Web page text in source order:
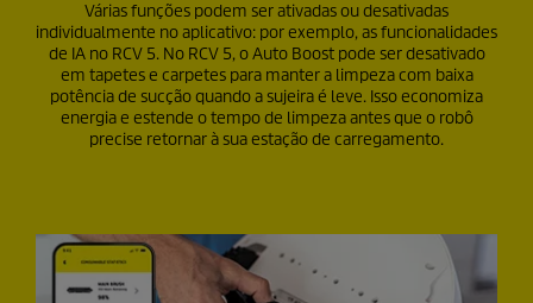
Várias funções podem ser ativadas ou desativadas
individualmente no aplicativo: por exemplo, as funcionalidades
de IA no RCV 5. No RCV 5, o Auto Boost pode ser desativado
em tapetes e carpetes para manter a limpeza com baixa
potência de sucção quando a sujeira é leve. Isso economiza
energia e estende o tempo de limpeza antes que o robô
precise retornar à sua estação de carregamento.